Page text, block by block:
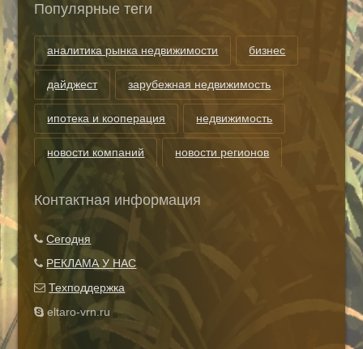
Популярные теги
аналитика рынка недвижимости бизнес
дайджест зарубежная недвижимость
ипотека и кооперация недвижимость
новости компаний новости регионов
Показать все теги
Контактная информация
Сегодня
РЕКЛАМА У НАС
Техподдержка
eltaro-vrn.ru